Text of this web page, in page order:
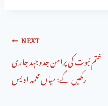
NEXT
ختم نبوت کی پرامن جدوجہد جاری
رکھیں گے: میاں محمد اویس